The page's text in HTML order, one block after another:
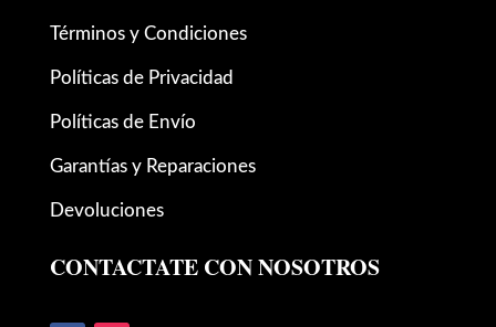
Términos y Condiciones
Políticas de Privacidad
Políticas de Envío
Garantías y Reparaciones
Devoluciones
CONTACTATE CON NOSOTROS